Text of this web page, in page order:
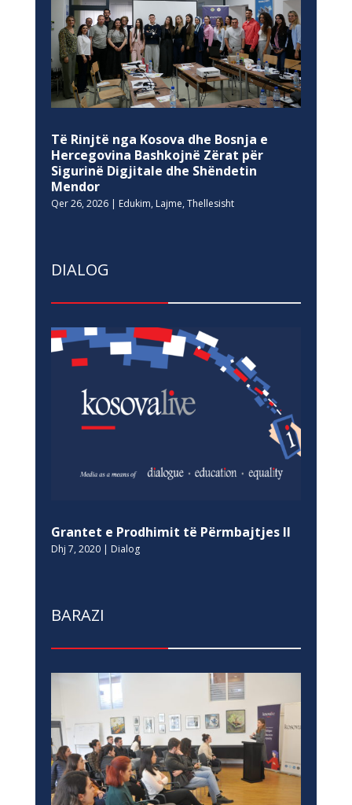
Të Rinjtë nga Kosova dhe Bosnja e
Hercegovina Bashkojnë Zërat për
Sigurinë Digjitale dhe Shëndetin
Mendor
Qer 26, 2026| Edukim, Lajme, Thellesisht
DIALOG
Grantet e Prodhimit të Përmbajtjes II
Dhj 7, 2020| Dialog
BARAZI